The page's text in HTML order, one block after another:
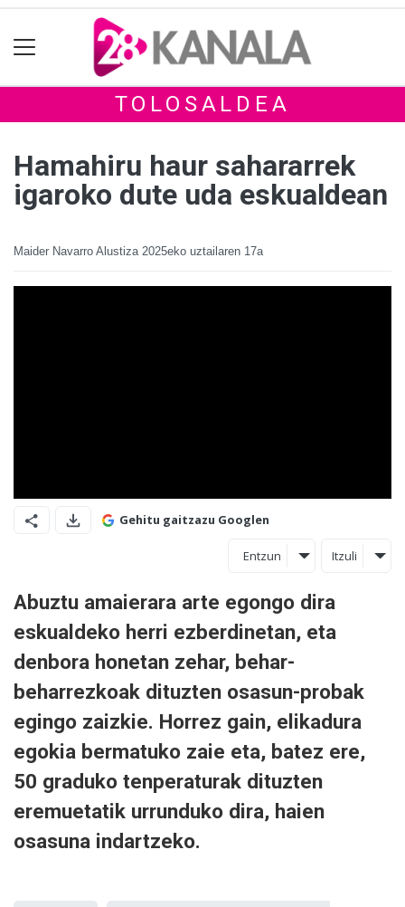
TOLOSALDEA
Hamahiru haur sahararrek
igaroko dute uda eskualdean
Maider Navarro Alustiza 2025eko uztailaren 17a
Gehitu gaitzazu Googlen
Entzun Itzuli
Abuztu amaierara arte egongo dira
eskualdeko herri ezberdinetan, eta
denbora honetan zehar, behar-
beharrezkoak dituzten osasun-probak
egingo zaizkie. Horrez gain, elikadura
egokia bermatuko zaie eta, batez ere,
50 graduko tenperaturak dituzten
eremuetatik urrunduko dira, haien
osasuna indartzeko.